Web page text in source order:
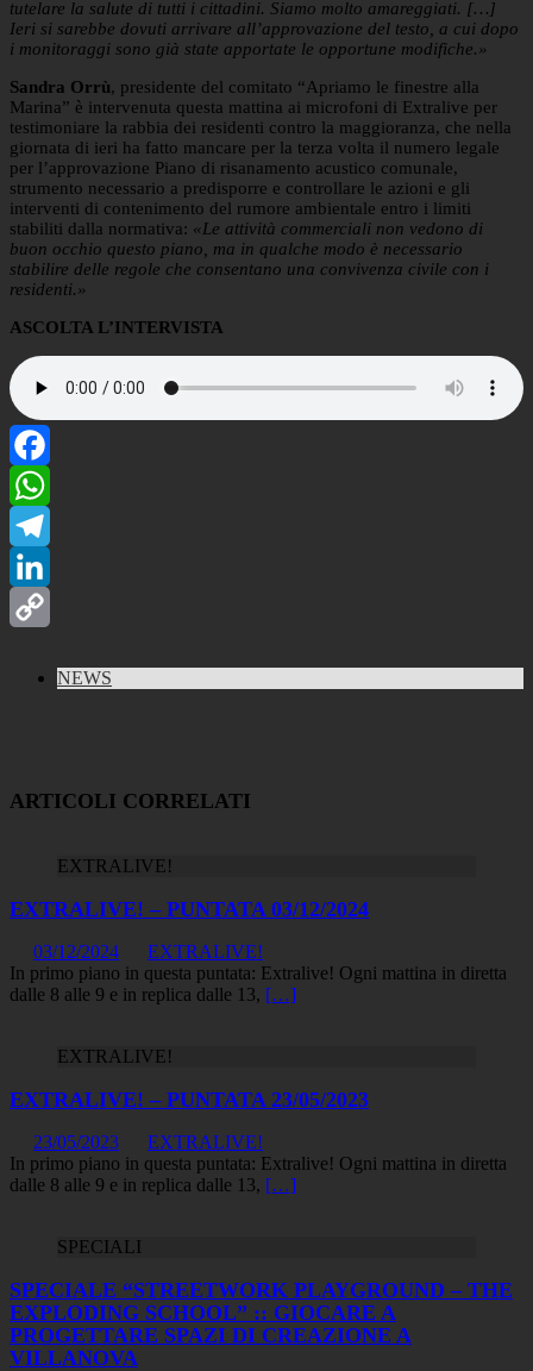
tutelare la salute di tutti i cittadini. Siamo molto amareggiati. […]
Ieri si sarebbe dovuti arrivare all’approvazione del testo, a cui dopo
i monitoraggi sono già state apportate le opportune modifiche.»
Sandra Orrù, presidente del comitato “Apriamo le finestre alla
Marina” è intervenuta questa mattina ai microfoni di Extralive per
testimoniare la rabbia dei residenti contro la maggioranza, che nella
giornata di ieri ha fatto mancare per la terza volta il numero legale
per l’approvazione Piano di risanamento acustico comunale,
strumento necessario a predisporre e controllare le azioni e gli
interventi di contenimento del rumore ambientale entro i limiti
stabiliti dalla normativa: «Le attività commerciali non vedono di
buon occhio questo piano, ma in qualche modo è necessario
stabilire delle regole che consentano una convivenza civile con i
residenti.»
ASCOLTA L’INTERVISTA
Facebook
WhatsApp
Telegram
LinkedIn
Link NEWS
ARTICOLI CORRELATI
EXTRALIVE!
EXTRALIVE! – PUNTATA 03/12/2024
03/12/2024
EXTRALIVE!
In primo piano in questa puntata: Extralive! Ogni mattina in diretta
dalle 8 alle 9 e in replica dalle 13, […]
EXTRALIVE!
EXTRALIVE! – PUNTATA 23/05/2023
23/05/2023
EXTRALIVE!
In primo piano in questa puntata: Extralive! Ogni mattina in diretta
dalle 8 alle 9 e in replica dalle 13, […]
SPECIALI
SPECIALE “STREETWORK PLAYGROUND – THE
EXPLODING SCHOOL” :: GIOCARE A
PROGETTARE SPAZI DI CREAZIONE A
VILLANOVA